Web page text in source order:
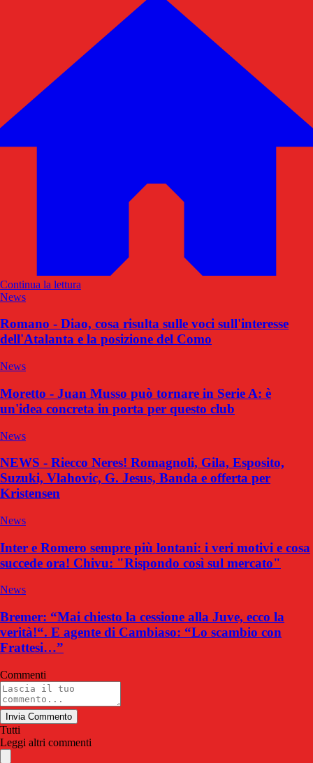
Continua la lettura
News
Romano - Diao, cosa risulta sulle voci sull'interesse
dell'Atalanta e la posizione del Como
News
Moretto - Juan Musso può tornare in Serie A: è
un'idea concreta in porta per questo club
News
NEWS - Riecco Neres! Romagnoli, Gila, Esposito,
Suzuki, Vlahovic, G. Jesus, Banda e offerta per
Kristensen
News
Inter e Romero sempre più lontani: i veri motivi e cosa
succede ora! Chivu: "Rispondo così sul mercato"
News
Bremer: “Mai chiesto la cessione alla Juve, ecco la
verità!“. E agente di Cambiaso: “Lo scambio con
Frattesi…”
Commenti
Invia Commento
Tutti
Leggi altri commenti